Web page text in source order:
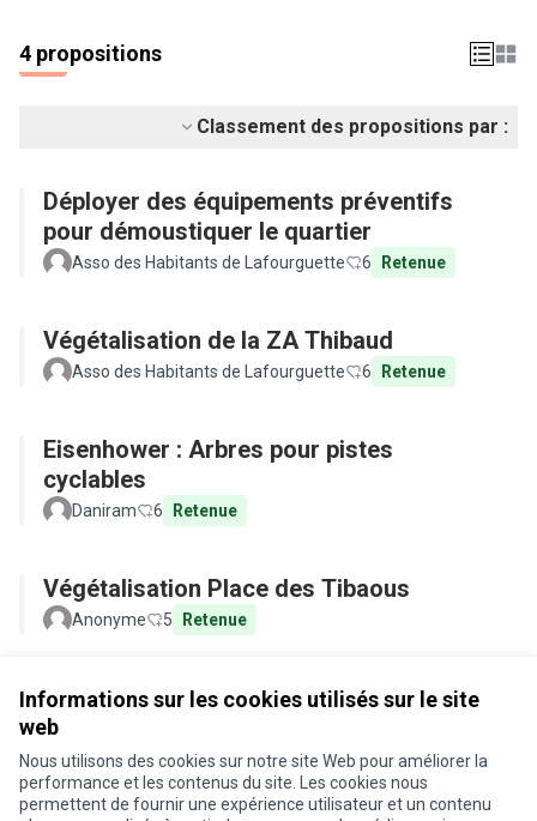
Informations sur les cookies utilisés sur le site
web
Nous utilisons des cookies sur notre site Web pour améliorer la
performance et les contenus du site. Les cookies nous
permettent de fournir une expérience utilisateur et un contenu
4 propositions
Classement des propositions par :
Déployer des équipements préventifs
pour démoustiquer le quartier
Asso des Habitants de Lafourguette 6 Retenue
Végétalisation de la ZA Thibaud
Asso des Habitants de Lafourguette 6 Retenue
Eisenhower : Arbres pour pistes
cyclables
Daniram 6 Retenue
Végétalisation Place des Tibaous
Anonyme 5 Retenue
Conditions d'utilisation
Paramètres des cookies
Je participe ! sur X
Je participe ! sur Facebook
Je participe ! sur Instagram